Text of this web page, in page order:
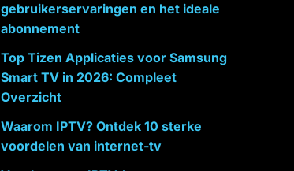
gebruikerservaringen en het ideale
abonnement
Top Tizen Applicaties voor Samsung
Smart TV in 2026: Compleet
Overzicht
Waarom IPTV? Ontdek 10 sterke
voordelen van internet-tv